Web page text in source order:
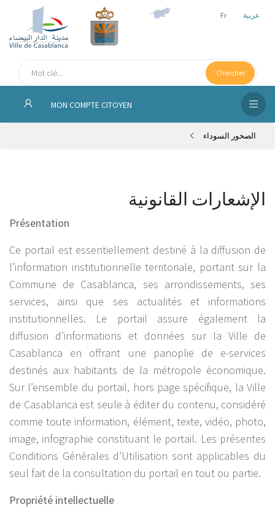
Fr عربية
Chercher
MON COMPTE CITOYEN
الصخور السوداء
الإشعارات القانونية
Présentation
Ce portail est essentiellement destiné à la diffusion de
l’information institutionnelle territoriale, portant sur la
Commune de Casablanca, ses arrondissements, ses
services, ainsi que ses actualités et informations
institutionnelles. Le portail assure également la
diffusion d’informations et données sur la Ville de
Casablanca en offrant une panoplie de e-services
destinés aux habitants de la métropole économique.
Sur l’ensemble du portail, hors page spécifique, la Ville
de Casablanca est seule à éditer du contenu, considéré
comme toute information, élément, texte, vidéo, photo,
image, infographie constituant le portail. Les présentes
Conditions Générales d’Utilisation sont applicables du
seul fait de la consultation du portail en tout ou partie.
Propriété intellectuelle